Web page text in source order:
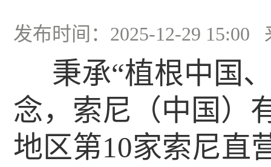
发布时间：2025-12-29 15:00
秉承“植根中国
念，索尼（中国）
地区第10家索尼